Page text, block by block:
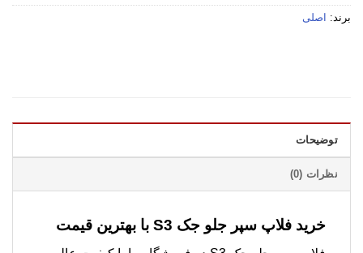
برند: اصلی
توضیحات
نظرات (0)
خرید فلاپ سپر جلو جک S3 با بهترین قیمت